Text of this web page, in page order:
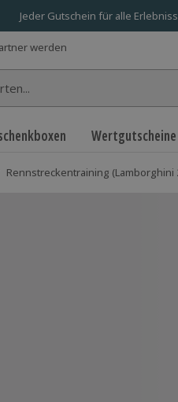
Jeder Gutschein für alle
werden
Wertgutscheine
Rennstreckentraining (Lamborghini